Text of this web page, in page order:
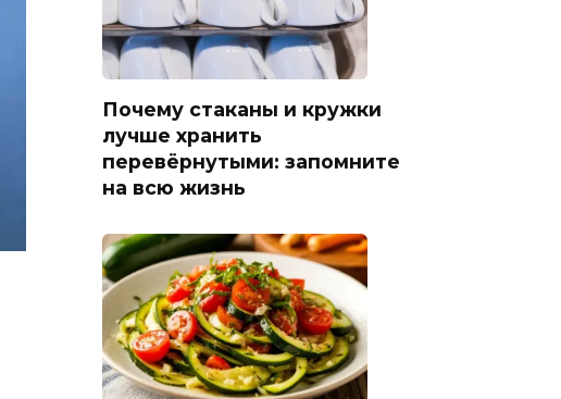
Почему стаканы и кружки
лучше хранить
перевёрнутыми: запомните
на всю жизнь